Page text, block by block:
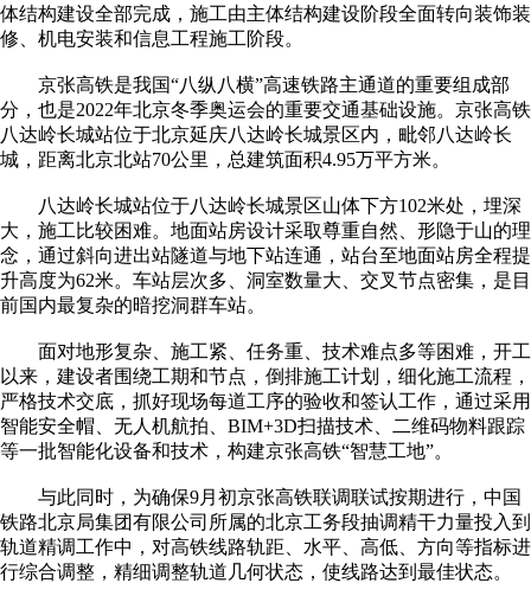
体结构建设全部完成，施工由主体结构建设阶段全面转向装饰装
修、机电安装和信息工程施工阶段。
京张高铁是我国“八纵八横”高速铁路主通道的重要组成部
分，也是2022年北京冬季奥运会的重要交通基础设施。京张高铁
八达岭长城站位于北京延庆八达岭长城景区内，毗邻八达岭长
城，距离北京北站70公里，总建筑面积4.95万平方米。
八达岭长城站位于八达岭长城景区山体下方102米处，埋深
大，施工比较困难。地面站房设计采取尊重自然、形隐于山的理
念，通过斜向进出站隧道与地下站连通，站台至地面站房全程提
升高度为62米。车站层次多、洞室数量大、交叉节点密集，是目
前国内最复杂的暗挖洞群车站。
面对地形复杂、施工紧、任务重、技术难点多等困难，开工
以来，建设者围绕工期和节点，倒排施工计划，细化施工流程，
严格技术交底，抓好现场每道工序的验收和签认工作，通过采用
智能安全帽、无人机航拍、BIM+3D扫描技术、二维码物料跟踪
等一批智能化设备和技术，构建京张高铁“智慧工地”。
与此同时，为确保9月初京张高铁联调联试按期进行，中国
铁路北京局集团有限公司所属的北京工务段抽调精干力量投入到
轨道精调工作中，对高铁线路轨距、水平、高低、方向等指标进
行综合调整，精细调整轨道几何状态，使线路达到最佳状态。